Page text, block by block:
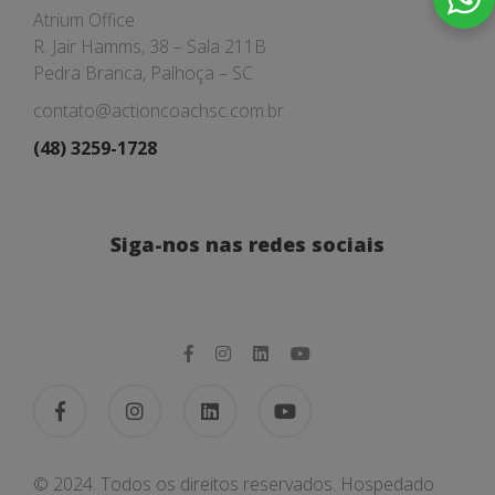
Atrium Office
R. Jair Hamms, 38 – Sala 211B
Pedra Branca, Palhoça – SC
contato@actioncoachsc.com.br
(48) 3259-1728
Siga-nos nas redes sociais
© 2024. Todos os direitos reservados. Hospedado